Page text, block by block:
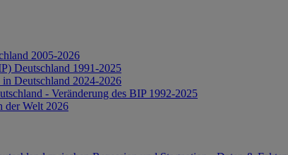
2005-2026
Deutschland 1991-2025
Deutschland 2024-2026
- Veränderung des BIP 1992-2025
der Welt 2026